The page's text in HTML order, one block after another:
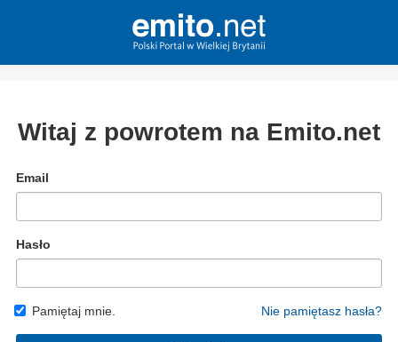
Witaj z powrotem na Emito.net
Email
Hasło
Pamiętaj mnie. Nie pamiętasz hasła?